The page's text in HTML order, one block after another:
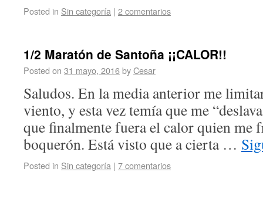
Posted in Sin categoría | 2 comentarios
1/2 Maratón de Santoña ¡¡CALOR!!
Posted on 31 mayo, 2016byCesar
Saludos. En la media anterior me
viento, y esta vez temía que me
que finalmente fuera el calor quien me
boquerón. Está visto que a cierta …
Posted in Sin categoría | 7 comentarios